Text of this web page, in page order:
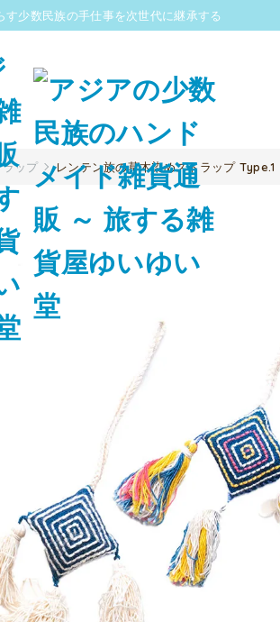
す少数民族の手仕事を次世代に継承する
ップ レンテン族の草木染めストラップ Type.1